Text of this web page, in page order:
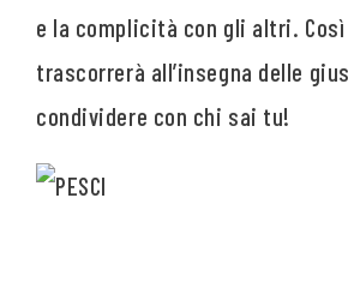
e la complicità con gli altri.
trascorrerà all’insegna delle
condividere con chi sai tu!